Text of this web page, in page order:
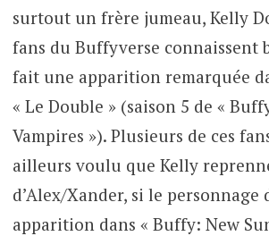
surtout un frère jumeau, Kelly
fans du Buffyverse connaissent
fait une apparition remarquée
« Le Double » (saison 5 de «
Vampires »). Plusieurs de ces
ailleurs voulu que Kelly
d’Alex/Xander, si le
apparition dans « Buffy: New